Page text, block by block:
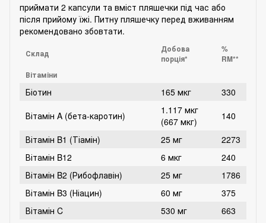
приймати 2 капсули та вміст пляшечки під час або
після прийому їжі. Питну пляшечку перед вживанням
рекомендовано збовтати.
Склад
Добова
порція*
%
RM**
Вітаміни
Біотин 165 мкг
330
Вітамін A (бета-каротин)
1.117 мкг
(667 мкг)
140
Вітамін B1 (Тіамін)
25 мг
2273
Вітамін B12
6 мкг
240
Вітамін B2 (Рибофлавін)
25 мг
1786
Вітамін B3 (Ніацин)
60 мг
375
Вітамін C
530 мг
663